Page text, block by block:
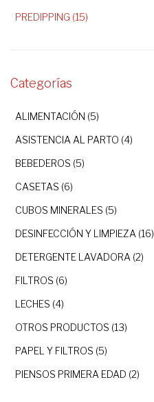
PREDIPPING (15)
Categorías
ALIMENTACIÓN (5)
ASISTENCIA AL PARTO (4)
BEBEDEROS (5)
CASETAS (6)
CUBOS MINERALES (5)
DESINFECCIÓN Y LIMPIEZA (16)
DETERGENTE LAVADORA (2)
FILTROS (6)
LECHES (4)
OTROS PRODUCTOS (13)
PAPEL Y FILTROS (5)
PIENSOS PRIMERA EDAD (2)